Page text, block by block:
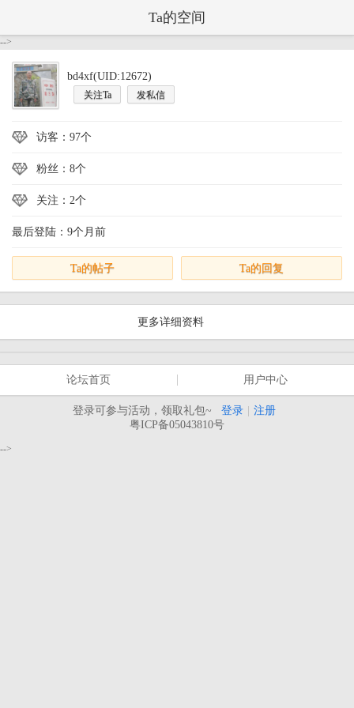
Ta的空间
-->
bd4xf(UID:12672)
关注Ta 发私信
访客：97个
粉丝：8个
关注：2个
最后登陆：9个月前
Ta的帖子 Ta的回复
更多详细资料
论坛首页 用户中心
登录可参与活动，领取礼包~ 登录
注册
粤ICP备05043810号
-->